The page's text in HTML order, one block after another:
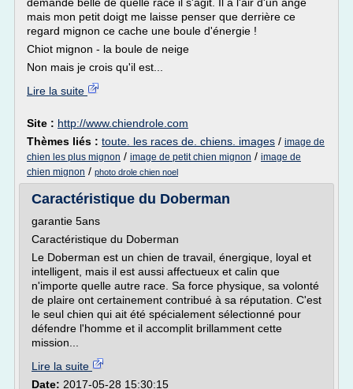
mais mon petit doigt me laisse penser que derrière ce
regard mignon ce cache une boule d'énergie !
Chiot mignon - la boule de neige
Non mais je crois qu'il est...
Lire la suite
Site : http://www.chiendrole.com
Thèmes liés : toute. les races de. chiens. images / image de
chien les plus mignon / image de petit chien mignon / image de
chien mignon / photo drole chien noel
Caractéristique du Doberman
garantie 5ans
Caractéristique du Doberman
Le Doberman est un chien de travail, énergique, loyal et
intelligent, mais il est aussi affectueux et calin que
n'importe quelle autre race. Sa force physique, sa volonté
de plaire ont certainement contribué à sa réputation. C'est
le seul chien qui ait été spécialement sélectionné pour
défendre l'homme et il accomplit brillamment cette
mission...
Lire la suite
Date: 2017-05-28 15:30:15